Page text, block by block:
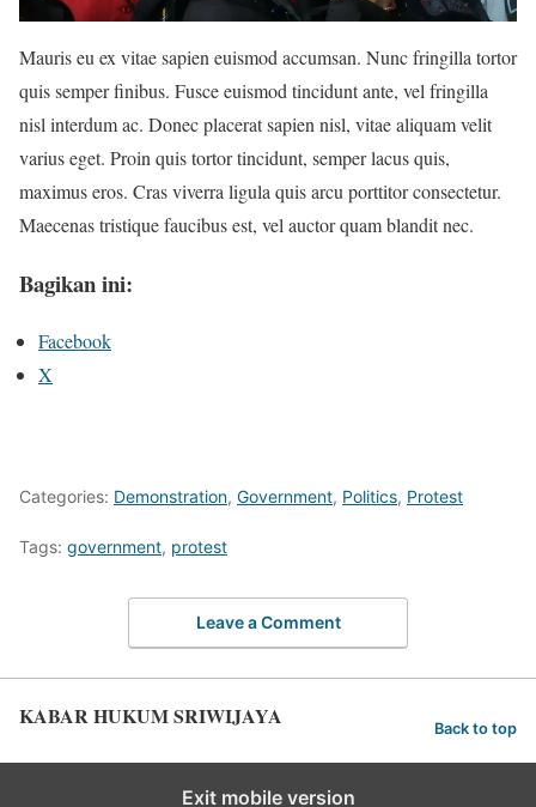
Mauris eu ex vitae sapien euismod accumsan. Nunc fringilla tortor
quis semper finibus. Fusce euismod tincidunt ante, vel fringilla
nisl interdum ac. Donec placerat sapien nisl, vitae aliquam velit
varius eget. Proin quis tortor tincidunt, semper lacus quis,
maximus eros. Cras viverra ligula quis arcu porttitor consectetur.
Maecenas tristique faucibus est, vel auctor quam blandit nec.
Bagikan ini:
Facebook
X
Categories: Demonstration, Government, Politics, Protest
Tags: government, protest
Leave a Comment
KABAR HUKUM SRIWIJAYA Back to top
Exit mobile version